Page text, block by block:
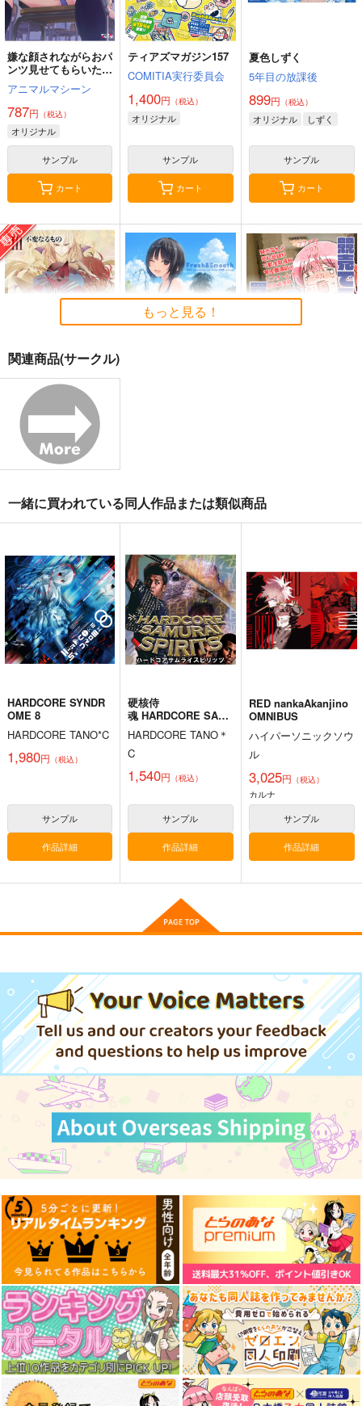
嫌な顔されながらおパ
ンツ見せてもらいたい
本14
アニマルマシーン
787円 （税込）
オリジナル
サンプル
カート
ティアズマガジン157
COMITIA実行委員会
1,400円 （税込）
オリジナル
サンプル
カート
夏色しずく
5年目の放課後
899円 （税込）
オリジナル しずく
サンプル
カート
黒白のアヴェスター 3
神座万象・第十四機
2,178円
サンプル
白峰 莉花
メレ・レタナグア
サンプル
カート
パイセン
サンプル
壁配置の話２
550 （税込）
パイセン
ロイヤルマウンテン
770 （税込）
青山 澄香
白峰 莉花
カート
図鑑3
なぐもカレー部
円 （税込）
オリジナル
コミケ童話の裏話総集
おのでら総本舗
1,540円（税込）
サンプル
カート
黒白のアヴェスター 4
神座万象・第十四機
関
専売 3,144円（税込）
オリジナル
サンプル
カート
金タマを捻挫した話。
アルティメット
さくら研究室
（税込）
オリジナル
作者
パイセン
サンプル
カート
もっと見る！
関連商品(サークル)
一緒に買われている同人作品または類似商品
HARDCORE SYNDR
OME 8
HARDCORE TANO*C
1,980円 （税込）
サンプル
作品詳細
硬核侍
魂 HARDCORE SAM
URAI SPIRITS
HARDCORE TANO＊
C
1,540円 （税込）
サンプル
作品詳細
RED nankaAkanjino
OMNIBUS
ハイパーソニックソウ
ル
3,025円 （税込）
カルナ
サンプル
作品詳細